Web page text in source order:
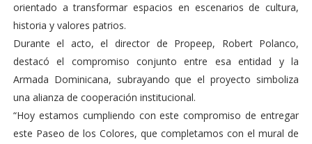
orientado a transformar espacios en escenarios de cultura,
historia y valores patrios.
Durante el acto, el director de Propeep, Robert Polanco,
destacó el compromiso conjunto entre esa entidad y la
Armada Dominicana, subrayando que el proyecto simboliza
una alianza de cooperación institucional.
“Hoy estamos cumpliendo con este compromiso de entregar
este Paseo de los Colores, que completamos con el mural de